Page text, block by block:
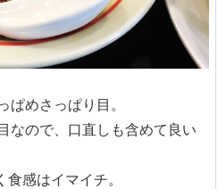
めさっぱり目。
なので、口直しも含めて良い
感はイマイチ。